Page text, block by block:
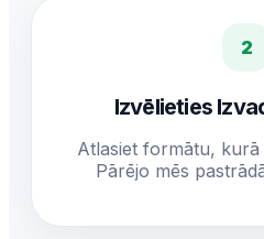
2
Izvēlieties
Atlasiet formātu,
Pārējo mēs